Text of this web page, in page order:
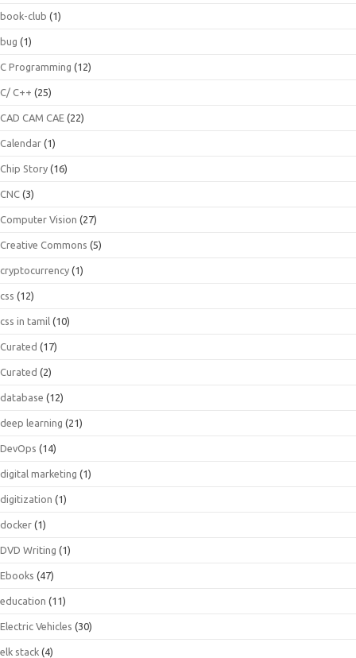
book-club (1)
bug (1)
C Programming (12)
C/ C++ (25)
CAD CAM CAE (22)
Calendar (1)
Chip Story (16)
CNC (3)
Computer Vision (27)
Creative Commons (5)
cryptocurrency (1)
css (12)
css in tamil (10)
Curated (17)
Curated (2)
database (12)
deep learning (21)
DevOps (14)
digital marketing (1)
digitization (1)
docker (1)
DVD Writing (1)
Ebooks (47)
education (11)
Electric Vehicles (30)
elk stack (4)